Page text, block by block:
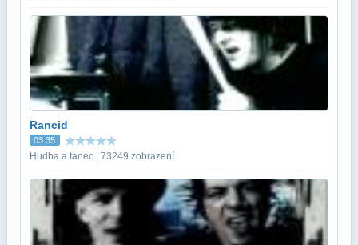
Rancid
03:35
Hudba a tanec | 73249 zobrazení